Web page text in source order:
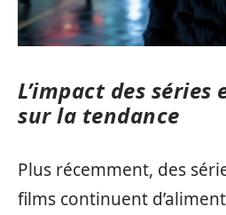
L’impact des
sur la tendance
Plus récemment, des
films continuent